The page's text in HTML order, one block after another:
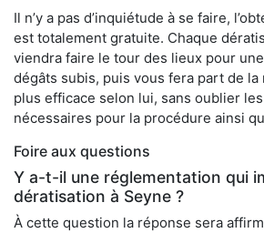
Il n’y a pas d’inquiétude à se faire,
est totalement gratuite. Chaque
viendra faire le tour des lieux pour
dégâts subis, puis vous fera part de
plus efficace selon lui, sans oublier
nécessaires pour la procédure ainsi
Foire aux questions
Y a-t-il une réglementation qui
dératisation à Seyne ?
À cette question la réponse sera